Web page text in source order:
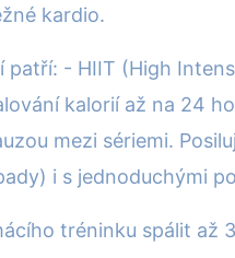
kardio.
- HIIT (High
kalorií až na 24
mezi sériemi.
i s jednoduchými
tréninku spálit až